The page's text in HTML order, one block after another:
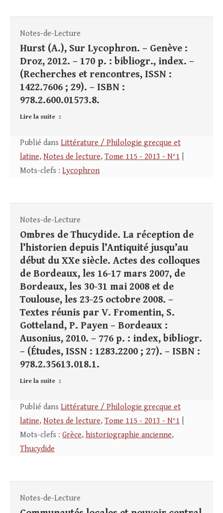
Notes-de-Lecture
Hurst (A.), Sur Lycophron. – Genève :
Droz, 2012. – 170 p. : bibliogr., index. –
(Recherches et rencontres, ISSN :
1422.7606 ; 29). – ISBN :
978.2.600.01573.8.
Lire la suite
Publié dans Littérature / Philologie grecque et
latine, Notes de lecture, Tome 115 - 2013 - N°1
Mots-clefs : Lycophron
Notes-de-Lecture
Ombres de Thucydide. La réception de
l’historien depuis l’Antiquité jusqu’au
début du XXe siècle. Actes des colloques
de Bordeaux, les 16-17 mars 2007, de
Bordeaux, les 30-31 mai 2008 et de
Toulouse, les 23-25 octobre 2008. –
Textes réunis par V. Fromentin, S.
Gotteland, P. Payen – Bordeaux :
Ausonius, 2010. – 776 p. : index, bibliogr.
– (Études, ISSN : 1283.2200 ; 27). – ISBN :
978.2.35613.018.1.
Lire la suite
Publié dans Littérature / Philologie grecque et
latine, Notes de lecture, Tome 115 - 2013 - N°1
Mots-clefs : Grèce, historiographie ancienne,
Thucydide
Notes-de-Lecture